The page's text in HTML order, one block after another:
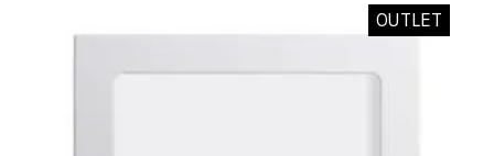
OUTLET